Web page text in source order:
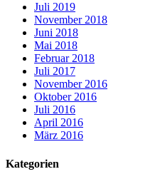
Juli 2019
November 2018
Juni 2018
Mai 2018
Februar 2018
Juli 2017
November 2016
Oktober 2016
Juli 2016
April 2016
März 2016
Kategorien